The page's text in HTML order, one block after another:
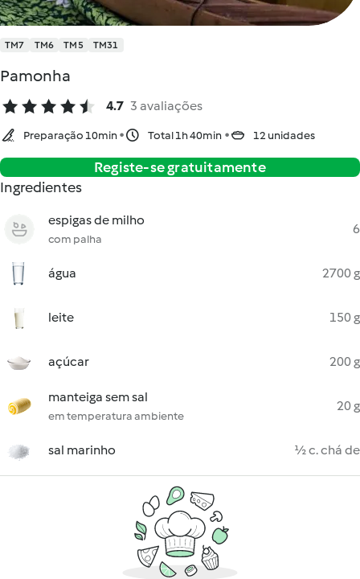
TM7 TM6 TM5 TM31
Pamonha
4.7 3 avaliações
Preparação 10min Total 1h 40min 12 unidades
Registe-se gratuitamente
Ingredientes
espigas de milho
com palha
6
água 2700 g
leite 150 g
açúcar 200 g
manteiga sem sal
em temperatura ambiente
20 g
sal marinho ½ c. chá de